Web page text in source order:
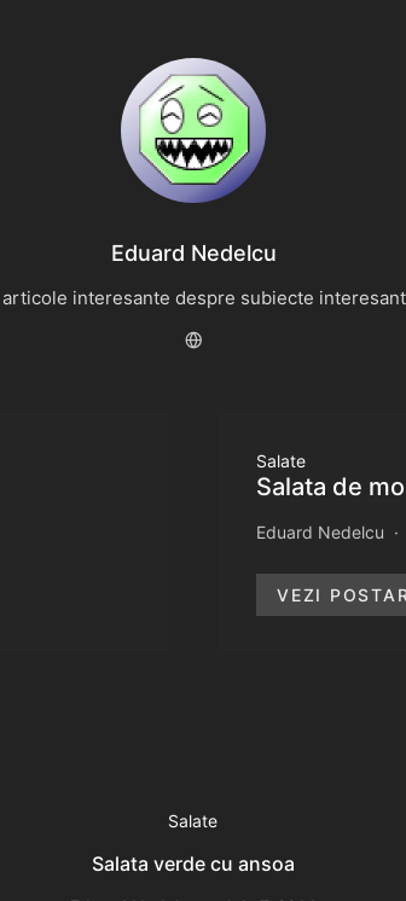
Eduard Nedelcu
interesante despre subiecte
Salate
Salata de
Eduard Nedelcu
VEZI
Salate
Salata verde cu ansoa